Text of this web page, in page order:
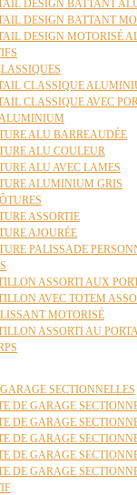
DESIGN BATTANT
DESIGN BATTANT
DESIGN MOTORISÉ
CLASSIQUE
CLASSIQUE AVEC
ALU BARREAUDÉE
ALU COULEUR
ALU AVEC LAMES
ALUMINIUM GRIS
ASSORTIE
AJOURÉE
PALISSADE
ASSORTI AUX
AVEC TOTEM
MOTORISÉ
ASSORTI AU
SECTIONNELLES
DE GARAGE
DE GARAGE
DE GARAGE
DE GARAGE
DE GARAGE